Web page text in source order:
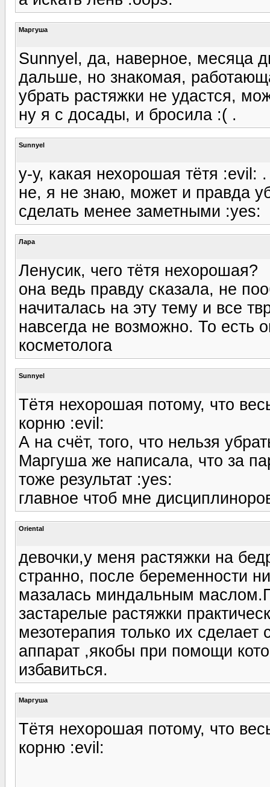
Маргуша
Sunnyel, да, наверное, месяца
дальше, но знакомая,
убрать растяжки не удастся,
ну я с досады, и бросила :( .
Sunnyel
у-у, какая нехорошая тётя :evil: .
не, я не знаю, может и правда
сделать менее заметными :yes:
Лара
Ленусик, чего тётя нехорошая?
она ведь правду сказала, не
начиталась на эту тему и все
навсегда не возможно. То есть
косметолога
Sunnyel
Тётя нехорошая потому, что
корню :evil:
А на счёт, того, что нельзя
Маргуша же написала, что за
тоже результат :yes:
главное чтоб мне
Oriental
девочки,у меня растяжки на
странно, после беременности
мазалась миндальным
застарелые растяжки
мезотерапия только их
аппарат ,якобы при помощи
избавиться.
Маргуша
Тётя нехорошая потому, что
корню :evil: